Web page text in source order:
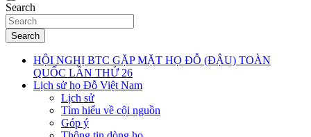
Search
Search
HỘI NGHỊ BTC GẶP MẶT HỌ ĐỖ (ĐẬU) TOÀN
QUỐC LẦN THỨ 26
Lịch sử họ Đỗ Việt Nam
Lịch sử
Tìm hiểu về cội nguồn
Góp ý